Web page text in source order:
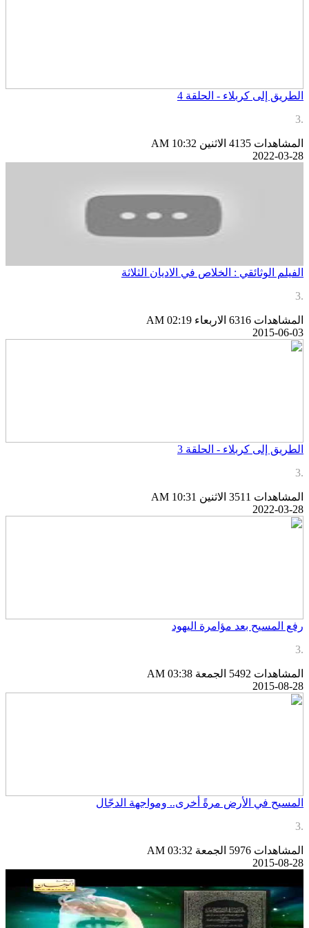
إلى كربلاء - الحلقة 4
4135
الاثنين AM 10:32
2022-03-
الوثائقي : الخلاص في الاديان الثلاثة
6316
الاربعاء AM 02:19
2015-06-
إلى كربلاء - الحلقة 3
3511
الاثنين AM 10:31
2022-03-
المسيح بعد مؤامرة اليهود
5492
الجمعة AM 03:38
2015-08-
في الأرض مرةً أخرى.. ومواجهة الدجّال
5976
الجمعة AM 03:32
2015-08-